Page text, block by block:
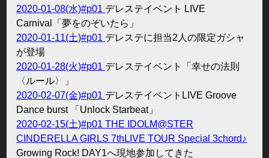
2020-01-08(水)#p01 デレステイベント LIVE
Carnival「夢をのぞいたら」
2020-01-11(土)#p01 デレステに担当2人の限定ガシャ
が登場
2020-01-28(火)#p01 デレステイベント「幸せの法則
〈ルール〉」
2020-02-07(金)#p01 デレステイベントLIVE Groove
Dance burst 「Unlock Starbeat」
2020-02-15(土)#p01THE IDOLM@STER
CINDERELLA GIRLS 7thLIVE TOUR Special 3chord♪
Growing Rock! DAY1へ現地参加してきた